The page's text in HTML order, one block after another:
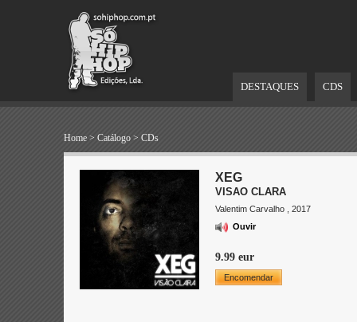
DESTAQUES CDS
Home > Catálogo > CDs
XEG
VISAO CLARA
Valentim Carvalho , 2017
Ouvir
9.99 eur
Encomendar